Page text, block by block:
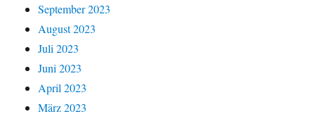
September 2023
August 2023
Juli 2023
Juni 2023
April 2023
März 2023